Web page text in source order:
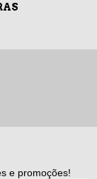
e promoções!